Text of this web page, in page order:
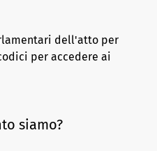
dell'atto per
per accedere ai
siamo?